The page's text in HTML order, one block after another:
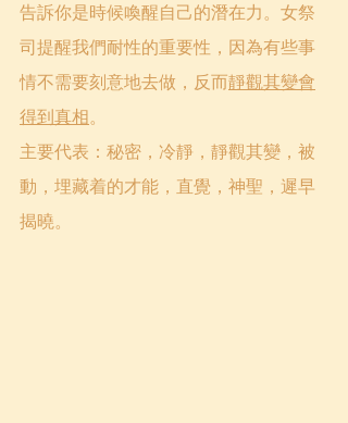
告訴你是時候喚醒自己的潛在力。女祭
司提醒我們耐性的重要性，因為有些事
情不需要刻意地去做，反而靜觀其變會
得到真相。
主要代表：秘密，冷靜，靜觀其變，被
動，埋藏着的才能，直覺，神聖，遲早
揭曉。